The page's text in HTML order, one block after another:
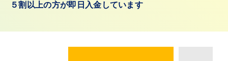
５割以上の方が即日入金しています